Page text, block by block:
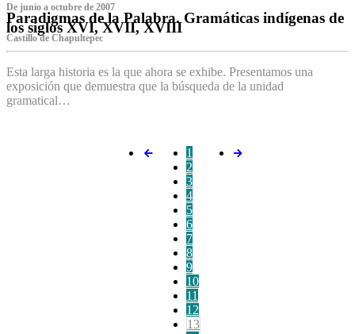
De junio a octubre de 2007
Paradigmas de la Palabra. Gramáticas indígenas de
los siglos XVI, XVII, XVIII
Castillo de Chapultepec
Esta larga historia es la que ahora se exhibe. Presentamos una
exposición que demuestra que la búsqueda de la unidad
gramatical…
1
2
3
4
5
6
7
8
9
10
11
12
13